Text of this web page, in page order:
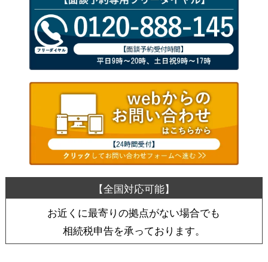
お近くに最寄りの拠点がない場合でも
相続税申告を承っております。